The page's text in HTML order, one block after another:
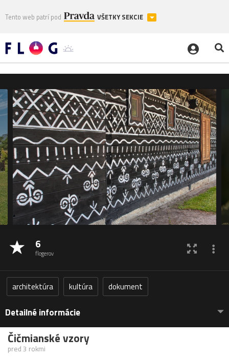
Tento web patrí pod VŠETKY SEKCIE
6
flogerov
architektúra kultúra dokument
Detailné informácie
Čičmianské vzory
pred 3 rokmi